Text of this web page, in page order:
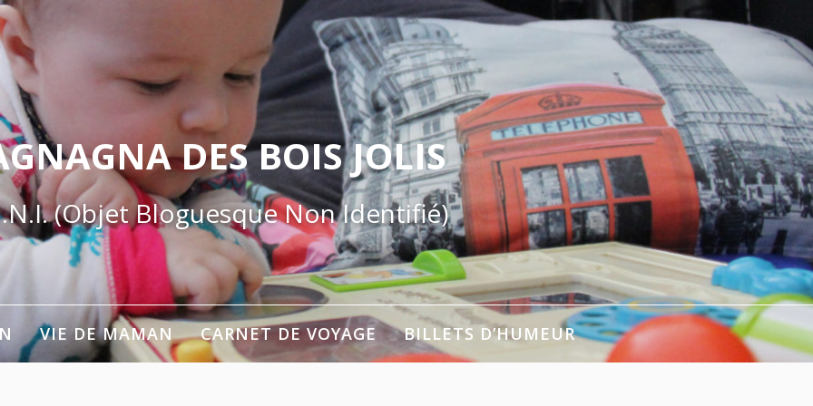
DES BOIS JOLIS
(Objet Bloguesque Non Identifié)
VIE DE MAMAN CARNET DE VOYAGE BILLETS D’HUMEUR